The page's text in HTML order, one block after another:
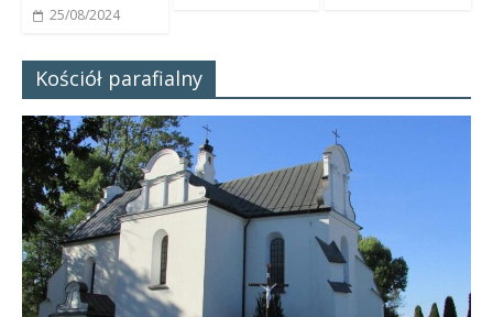
25/08/2024
Kościół parafialny